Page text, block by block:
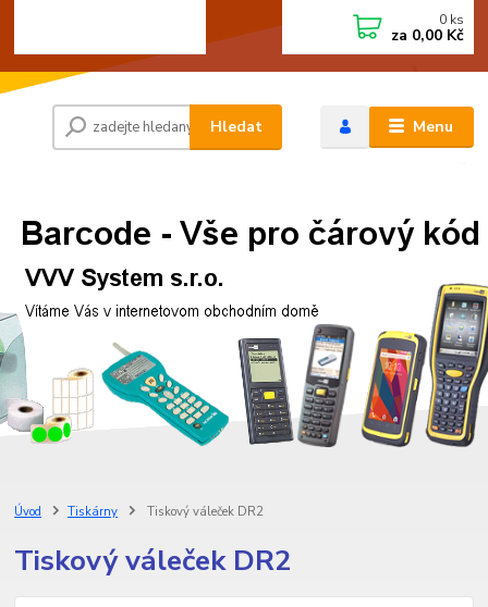
Menu
Hledat
0 ks
za 0,00 Kč
Úvod Tiskárny Tiskový váleček DR2
Tiskový váleček DR2